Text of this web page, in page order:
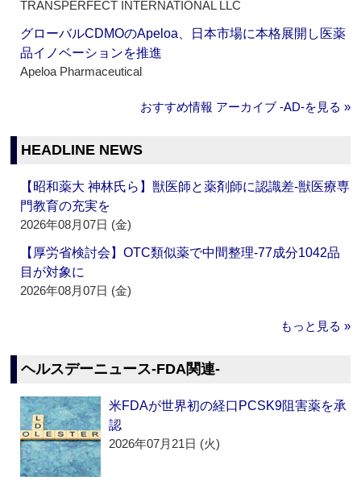
TRANSPERFECT INTERNATIONAL LLC
グローバルCDMOのApeloa、日本市場に本格展開し医薬
品イノベーションを推進
Apeloa Pharmaceutical
おすすめ情報 アーカイブ ‐AD‐を見る »
HEADLINE NEWS
【昭和薬大 神林氏ら】獣医師と薬剤師に認識差‐獣医療専
門教育の充実を
2026年08月07日 (金)
【厚労省検討会】OTC類似薬で中間整理‐77成分1042品
目が対象に
2026年08月07日 (金)
もっと見る »
ヘルスデーニュース‐FDA関連‐
米FDAが世界初の経口PCSK9阻害薬を承
認
2026年07月21日 (火)